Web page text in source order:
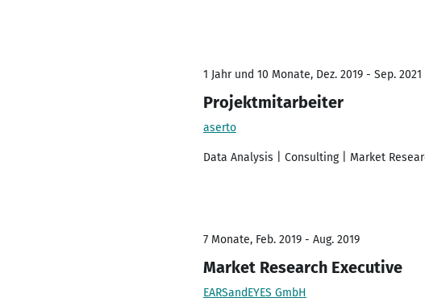
1 Jahr und 10 Monate, Dez. 2019 - Sep. 2021
Projektmitarbeiter
aserto
Data Analysis | Consulting | Market
7 Monate, Feb. 2019 - Aug. 2019
Market Research Executive
EARSandEYES GmbH